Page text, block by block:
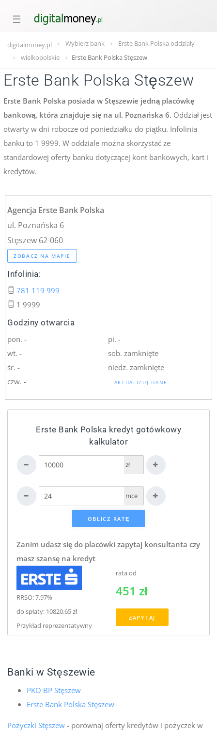
☰
digitalmoney.pl Wybierz bank
Erste Bank Polska oddziały
wielkopolskie
Erste Bank Polska Stęszew
Erste Bank Polska Stęszew
Erste Bank Polska posiada w Stęszewie jedną placówkę
bankową, która znajduje się na ul. Poznańska 6. Oddział jest
otwarty w dni robocze od poniedziałku do piątku. Infolinia
banku to 1 9999. W oddziale można skorzystać ze
standardowej oferty banku dotyczącej kont bankowych, kart i
kredytów.
Agencja Erste Bank Polska
ul. Poznańska 6
Stęszew 62-060
ZOBACZ NA MAPIE
Infolinia:
781 119 999
1 9999
Godziny otwarcia
pon. -
wt. -
śr. -
czw. -
pi. -
sob. zamknięte
niedz. zamknięte
AKTUALIZUJ DANE
Erste Bank Polska kredyt gotówkowy
kalkulator
zł
mce
Zanim udasz się do placówki zapytaj konsultanta czy
masz szansę na kredyt
RRSO: 7.97%
do spłaty: 10820.65 zł
Przykład reprezentatywny
rata od
451 zł
ZAPYTAJ
Banki w Stęszewie
PKO BP Stęszew
Erste Bank Polska Stęszew
Pożyczki Stęszew- porównaj oferty kredytów i pożyczek w